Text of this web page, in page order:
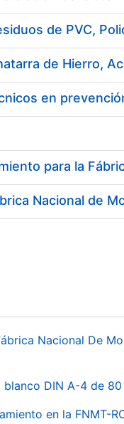
de PVC,
de Hierro,
Nacional de
Nacional De
DIN A-4 de 80
en la FNMT-